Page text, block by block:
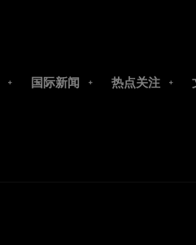
国际新闻 热点关注